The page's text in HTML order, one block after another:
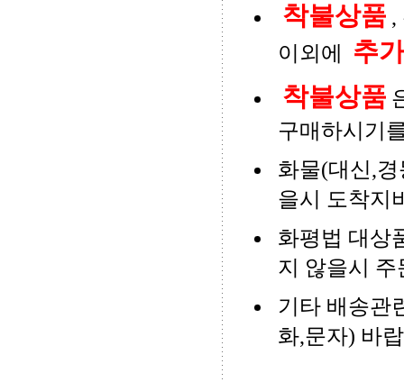
착불상품 ,
이외에
추
착불상품
구매하시기
화물(대신,
을시 도착지
화평법 대상
지 않을시
기타 배송관
화,문자) 바